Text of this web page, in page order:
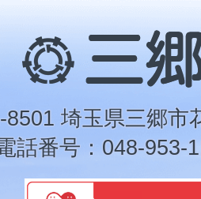
三
郷
市
8501 埼玉県三郷市
話番号：048-953-